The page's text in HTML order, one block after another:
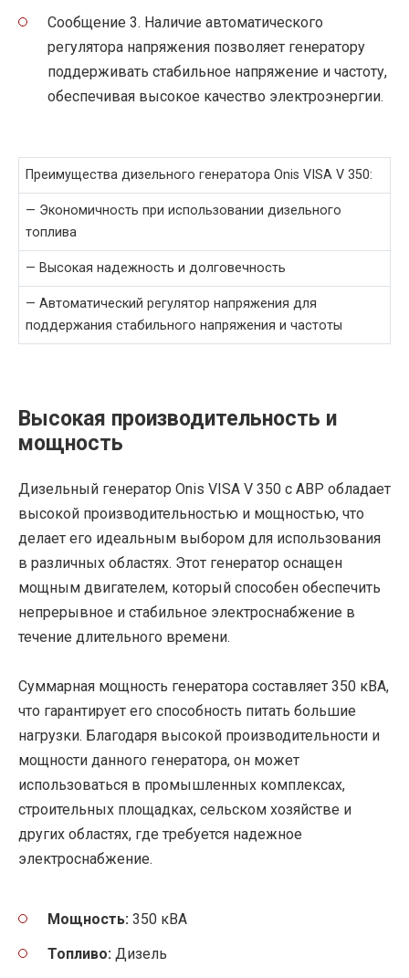
Сообщение 3. Наличие автоматического
регулятора напряжения позволяет генератору
поддерживать стабильное напряжение и частоту,
обеспечивая высокое качество электроэнергии.
Преимущества дизельного генератора Onis VISA V 350:
— Экономичность при использовании дизельного
топлива
— Высокая надежность и долговечность
— Автоматический регулятор напряжения для
поддержания стабильного напряжения и частоты
Высокая производительность и
мощность
Дизельный генератор Onis VISA V 350 с АВР обладает
высокой производительностью и мощностью, что
делает его идеальным выбором для использования
в различных областях. Этот генератор оснащен
мощным двигателем, который способен обеспечить
непрерывное и стабильное электроснабжение в
течение длительного времени.
Суммарная мощность генератора составляет 350 кВА,
что гарантирует его способность питать большие
нагрузки. Благодаря высокой производительности и
мощности данного генератора, он может
использоваться в промышленных комплексах,
строительных площадках, сельском хозяйстве и
других областях, где требуется надежное
электроснабжение.
Мощность: 350 кВА
Топливо: Дизель